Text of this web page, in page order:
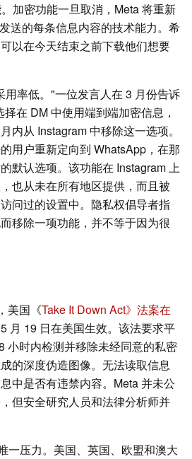
加密功能一旦取消，Meta 将重新
送的每条信息内容的技术能力。希
以在今天结束之前下载他们想要
用率低。"一位发言人在 3 月份告诉
择在 DM 中使用端到端加密信息，
内从 Instagram 中移除这一选项。
用户重新定向到 WhatsApp，在那
默认选项。该功能在 Instagram 上
也从未在所有地区提供，而且被
问过的设置中。隐私权倡导者指
移除一项功能，并不等于因为很
美国《Take It Down Act》法案在
月 19 日在美国生效。该法要求平
小时内检测并移除未经同意的私密
的深度伪造图像。无法读取信息
中是否有违禁内容。Meta 并未公
但安全研究人员和法律分析师并
一压力。美国、英国、欧盟和澳大